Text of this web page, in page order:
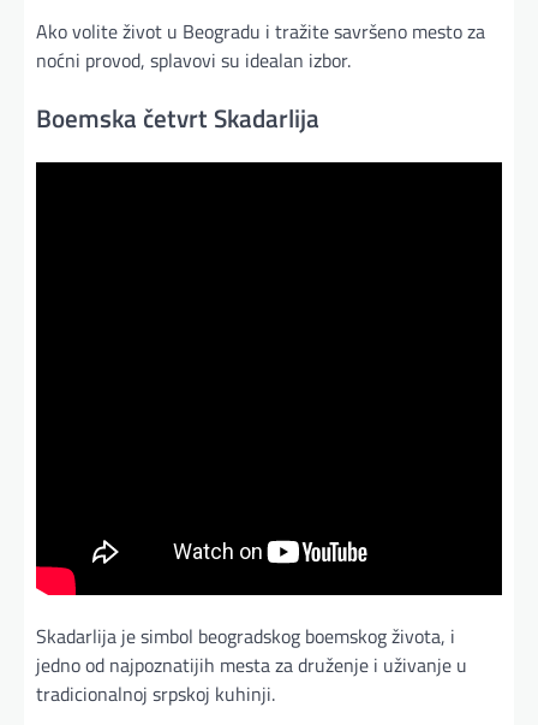
Ako volite život u Beogradu i tražite savršeno mesto za
noćni provod, splavovi su idealan izbor.
Boemska četvrt Skadarlija
Skadarlija je simbol beogradskog boemskog života, i
jedno od najpoznatijih mesta za druženje i uživanje u
tradicionalnoj srpskoj kuhinji.